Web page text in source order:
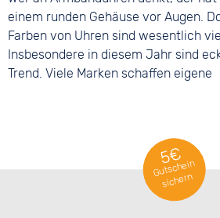
einem runden Gehäuse vor Augen.
Farben von Uhren sind wesentlich
Insbesondere in diesem Jahr sind
Trend. Viele Marken schaffen eigene
5€
Gutschein
sichern